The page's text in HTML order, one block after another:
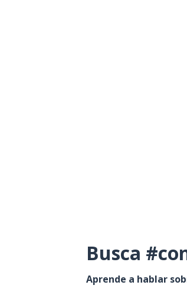
Busca
Aprende a hablar